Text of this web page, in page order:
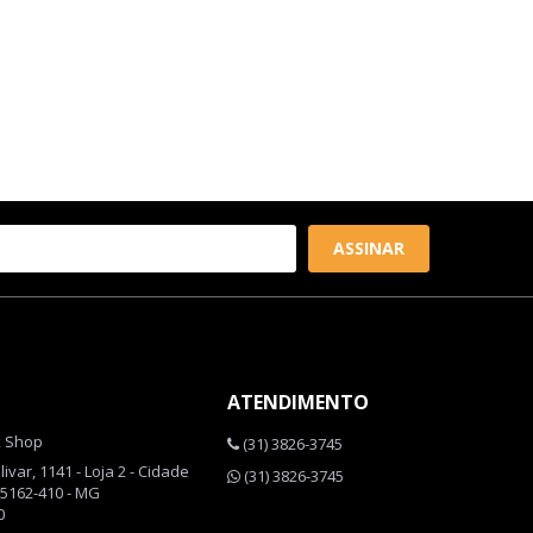
ASSINAR
Shop
1141 - Loja 2 - Cidade
410 - MG
ATENDIMENTO
(31) 3826-3745
(31) 3826-3745